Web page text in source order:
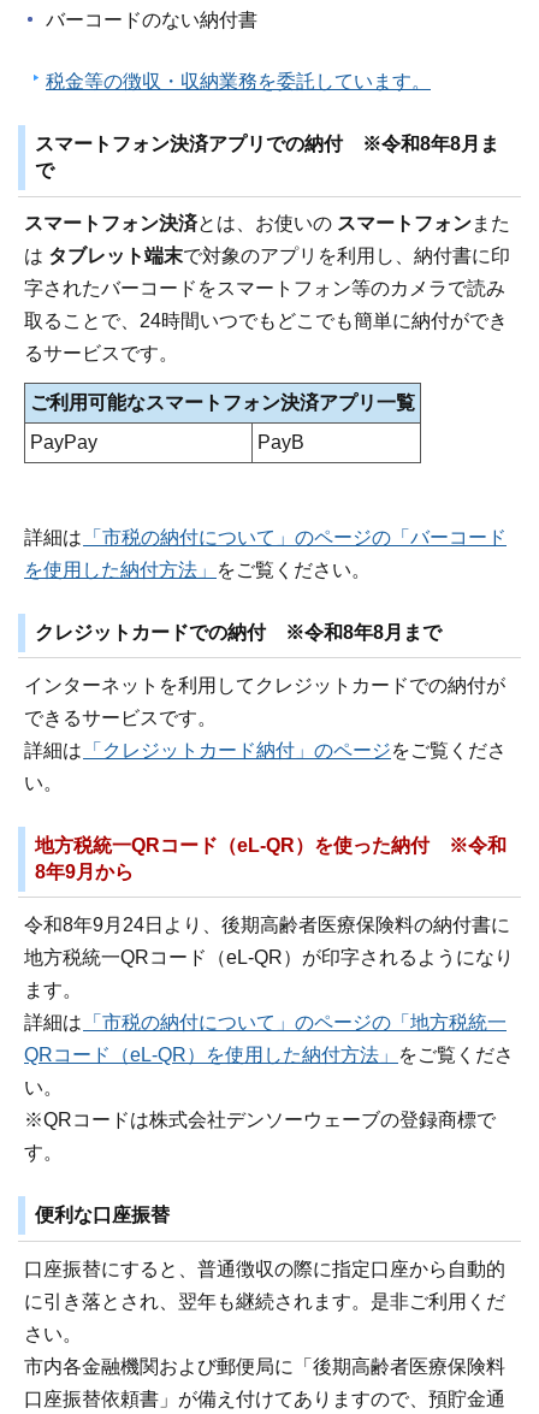
バーコードのない納付書
税金等の徴収・収納業務を委託しています。
スマートフォン決済アプリでの納付 ※令和8年8月ま
で
スマートフォン決済とは、お使いの スマートフォンまた
は タブレット端末で対象のアプリを利用し、納付書に印
字されたバーコードをスマートフォン等のカメラで読み
取ることで、24時間いつでもどこでも簡単に納付ができ
るサービスです。
ご利用可能なスマートフォン決済アプリ一覧
PayPay
PayB
詳細は
「市税の納付について」のページの「バーコード
を使用した納付方法」
をご覧ください。
クレジットカードでの納付 ※令和8年8月まで
インターネットを利用してクレジットカードでの納付が
できるサービスです。
詳細は
「クレジットカード納付」のページをご覧くださ
い。
地方税統一QRコード（eL-QR）を使った納付 ※令和
8年9月から
令和8年9月24日より、後期高齢者医療保険料の納付書に
地方税統一QRコード（eL-QR）が印字されるようになり
ます。
詳細は
「市税の納付について」のページの「地方税統一
QRコード（eL-QR）を使用した納付方法」
をご覧くださ
い。
※QRコードは株式会社デンソーウェーブの登録商標で
す。
便利な口座振替
口座振替にすると、普通徴収の際に指定口座から自動的
に引き落とされ、翌年も継続されます。是非ご利用くだ
さい。
市内各金融機関および郵便局に「後期高齢者医療保険料
口座振替依頼書」が備え付けてありますので、預貯金通